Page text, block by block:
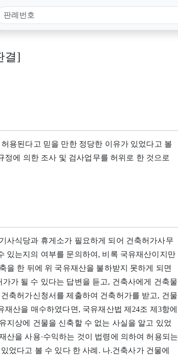
결]
용된다고 믿을 만한 정당한 이유가 있었다고 볼
정에 의한 조사 및 검사업무를 허위로 한 것으로
사식당과 휴게소가 필요하게 되어 건축허가사무
있는지의 여부를 문의하여, 비록 국유재산이지만
을 한 뒤에 위 국유재산을 불하받지 못하게 되면
가 될 수 있다는 답변을 듣고, 건축사에게 건축물
축허가신청서를 제출하여 건축허가를 받고, 건물
산을 매수하였다면, 국유재산법 제24조 제3항에
지상에 건물을 신축할 수 없는 사실을 알고 있었
산을 사용·수익하는 것이 법령에 의하여 허용되는
었다고 볼 수 있다 한 사례. 나.건축사가 건물에